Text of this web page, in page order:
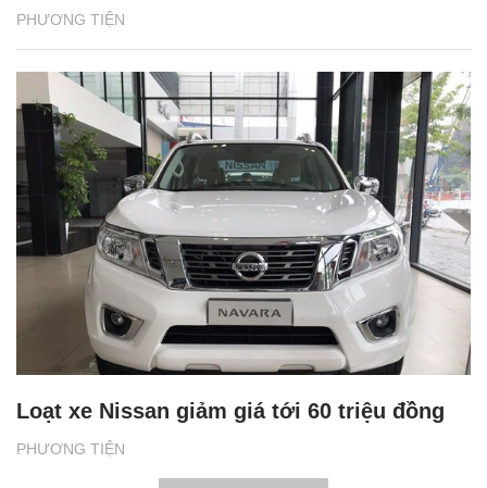
PHƯƠNG TIỆN
PHƯƠNG TIỆN
Loạt xe Nissan giảm giá tới 60 triệu đồng